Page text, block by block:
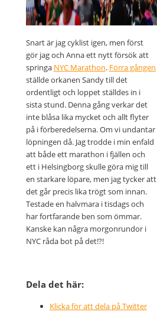
Snart är jag cyklist igen, men först
gör jag och Anna ett nytt försök att
springa NYC Marathon. Förra gången
ställde orkanen Sandy till det
ordentligt och loppet ställdes in i
sista stund. Denna gång verkar det
inte blåsa lika mycket och allt flyter
på i förberedelserna. Om vi undantar
löpningen då. Jag trodde i min enfald
att både ett marathon i fjällen och
ett i Helsingborg skulle göra mig till
en starkare löpare, men jag tycker att
det går precis lika trögt som innan.
Testade en halvmara i tisdags och
har fortfarande ben som ömmar.
Kanske kan några morgonrundor i
NYC råda bot på det!?!
Dela det här:
Klicka för att dela på Twitter